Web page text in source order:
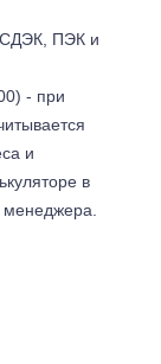
ПЭК и
- при
и
в
менеджера.